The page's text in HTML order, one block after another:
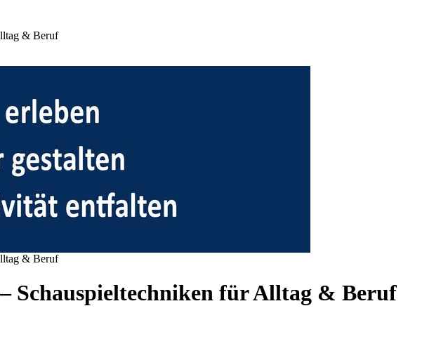
& Beruf
& Beruf
Schauspieltechniken für Alltag & Beruf